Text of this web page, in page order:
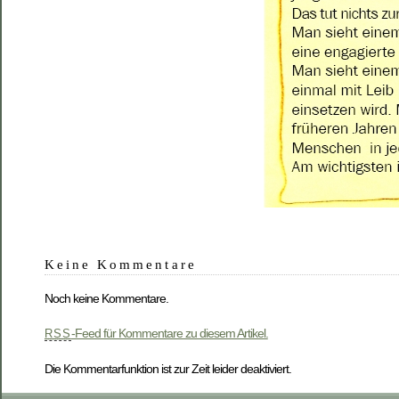
Keine Kommentare
Noch keine Kommentare.
RSS-Feed für Kommentare zu diesem Artikel.
Die Kommentarfunktion ist zur Zeit leider deaktiviert.